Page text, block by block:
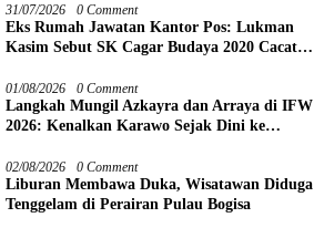
31/07/2026 0 Comment
Eks Rumah Jawatan Kantor Pos: Lukman
Kasim Sebut SK Cagar Budaya 2020 Cacat
01/08/2026 0 Comment
Langkah Mungil Azkayra dan Arraya di IFW
2026: Kenalkan Karawo Sejak Dini ke
02/08/2026 0 Comment
Liburan Membawa Duka, Wisatawan Diduga
Tenggelam di Perairan Pulau Bogisa